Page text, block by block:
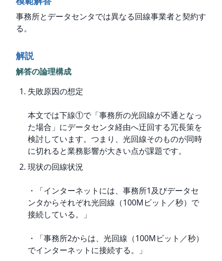
事務所とデータセンタでは異なる回線事業者と契約す
る。
解説
解答の論理構成
失敗原因の想定
本文では下線①で「事務所の光回線が不通となっ
た場合」にデータセンタ経由へ迂回する冗長策を
検討しています。つまり、光回線そのものが同時
に切れると業務影響が大きい点が課題です。
現状の回線状況
・「インターネットには、事務所1及びデータセ
ンタからそれぞれ光回線（100Mビット／秒）で
接続している。」
・「事務所2からは、光回線（100Mビット／秒）
でインターネットに接続する。」